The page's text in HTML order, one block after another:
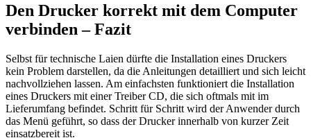
Den Drucker korrekt mit dem Computer
verbinden – Fazit
Selbst für technische Laien dürfte die Installation eines Druckers
kein Problem darstellen, da die Anleitungen detailliert und sich leicht
nachvollziehen lassen. Am einfachsten funktioniert die Installation
eines Druckers mit einer Treiber CD, die sich oftmals mit im
Lieferumfang befindet. Schritt für Schritt wird der Anwender durch
das Menü geführt, so dass der Drucker innerhalb von kurzer Zeit
einsatzbereit ist.